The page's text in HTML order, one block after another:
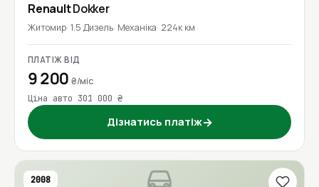
RenaultDokker
Житомир 1.5 Дизель Механіка 224к км
ПЛАТІЖ ВІД
9 200₴/міс
Ціна авто 301 000 ₴
Дізнатись платіж→
2008